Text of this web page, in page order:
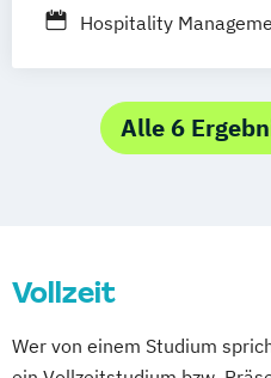
Hospitality
Alle 6
Vollzeit
Wer von einem Studium